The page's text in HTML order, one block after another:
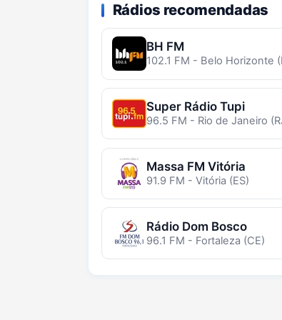
Rádios recomendadas
BH FM
102.1 FM - Belo Horizonte
Super Rádio Tupi
96.5 FM - Rio de Janeiro
Massa FM Vitória
91.9 FM - Vitória (ES)
Rádio Dom Bosco
96.1 FM - Fortaleza (CE)